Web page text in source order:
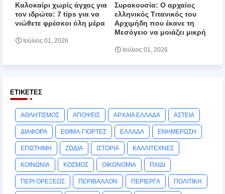
Καλοκαίρι χωρίς άγχος για
τον ιδρώτα: 7 tips για να
νιώθετε φρέσκοι όλη μέρα
Ιούλιος 01, 2026
Συρακουσία: Ο αρχαίος
ελληνικός Τιτανικός του
Αρχιμήδη που έκανε τη
Μεσόγειο να μοιάζει μικρή
Ιούλιος 01, 2026
ΕΤΙΚΈΤΕΣ
ΑΘΛΗΤΙΣΜΟΣ ΑΠΟΨΕΙΣ ΑΡΧΑΙΑ ΕΛΛΑΔΑ ΑΣΤΕΙΑ
ΔΙΑΦΟΡΑ ΕΘΙΜΑ-ΓΙΟΡΤΕΣ ΕΛΛΑΔΑ ΕΝΗΜΕΡΩΣΗ
ΕΠΙΣΤΗΜΗ ΖΩΔΙΑ ΙΣΤΟΡΙΑ ΚΑΛΛΙΤΕΧΝΕΣ
ΚΟΙΝΩΝΙΑ ΚΟΣΜΟΣ ΟΙΚΟΝΟΜΙΑ ΠΑΙΔΙ
ΠΕΡΙ ΟΡΕΞΕΩΣ ΠΕΡΙΒΑΛΛΟΝ ΠΕΡΙΕΡΓΑ ΠΟΛΙΤΙΚΗ